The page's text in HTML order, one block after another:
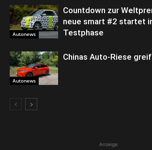
Autonews
Countdown zur
neue smart #2 startet
Testphase
Autonews
Chinas Auto-Riese
Anzeige